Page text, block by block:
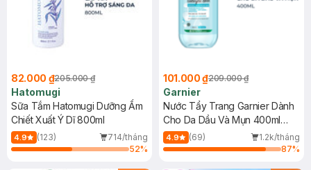
82.000 ₫205.000 ₫
Hatomugi
Sữa Tắm Hatomugi Dưỡng Ẩm
Chiết Xuất Ý Dĩ 800ml
4.9 (123)
714/tháng
52%
101.000 ₫209.000 ₫
Garnier
Nước Tẩy Trang Garnier Dành
Cho Da Dầu Và Mụn 400ml
(Mới)
4.9 (69)
1.2k/tháng
87%